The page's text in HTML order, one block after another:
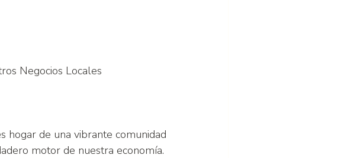
Negocios Locales
hogar de una vibrante comunidad
motor de nuestra economía.